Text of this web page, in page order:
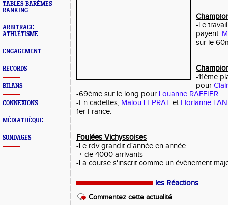
TABLES-BARÈMES-
RANKING
ARBITRAGE
ATHLÉTISME
ENGAGEMENT
RECORDS
BILANS
CONNEXIONS
MÉDIATHÈQUE
SONDAGES
-Le
payent.
sur le
-11ème
pour
-69ème sur le long pour Louanne RAFFIER
-En cadettes, Malou LEPRAT et Florianne
1er France.
Foulées Vichyssoises
-Le rdv grandit d'année en année.
-+ de 4000 arrivants
-La course s'inscrit comme un évènement
les Réactions
Commentez cette actualité